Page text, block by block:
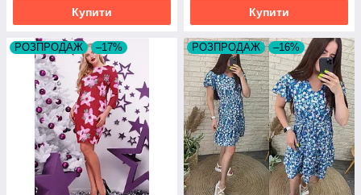
Купити Купити
РОЗПРОДАЖ –17% РОЗПРОДАЖ –16%